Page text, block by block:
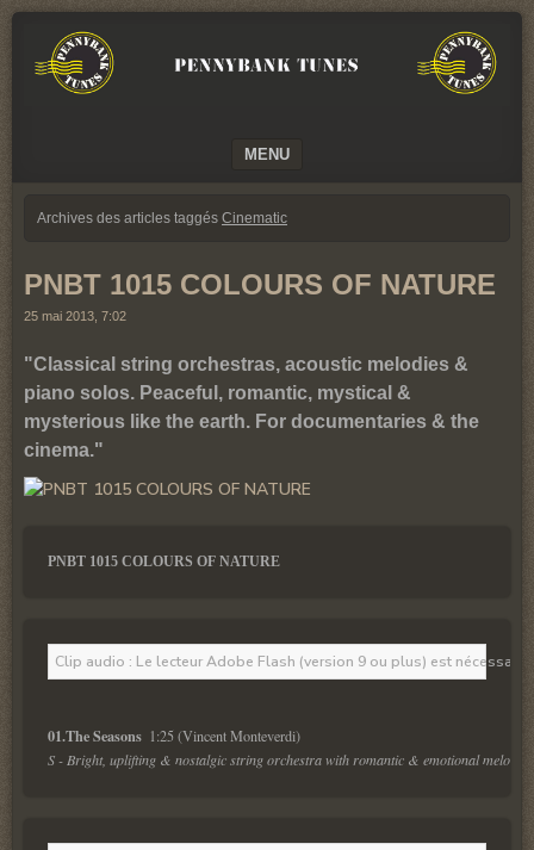
PENNYBANK
TUNES
believe
MENU
Archives des articles taggés Cinematic
PNBT 1015 COLOURS OF NATURE
25 mai 2013, 7:02
"Classical string orchestras, acoustic melodies &
piano solos. Peaceful, romantic, mystical &
mysterious like the earth. For documentaries & the
cinema."
PNBT 1015 COLOURS OF NATURE
Clip audio : Le lecteur Adobe Flash (version 9 ou plus) est
01.The Seasons
1:25 (Vincent Monteverdi)
S - Bright, uplifting & nostalgic string orchestra with romantic & emotional melody